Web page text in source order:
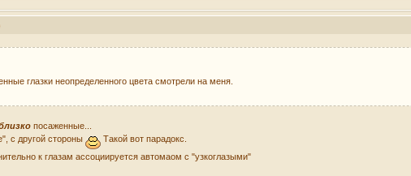
глазки неопределенного цвета смотрели на меня.
посаженные...
с другой стороны
Такой вот парадокс.
к глазам ассоциируется автомаом с "узкоглазыми"